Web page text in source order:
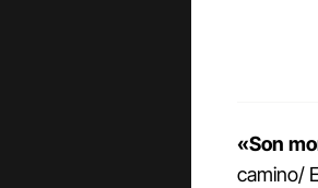
«Son
camino/